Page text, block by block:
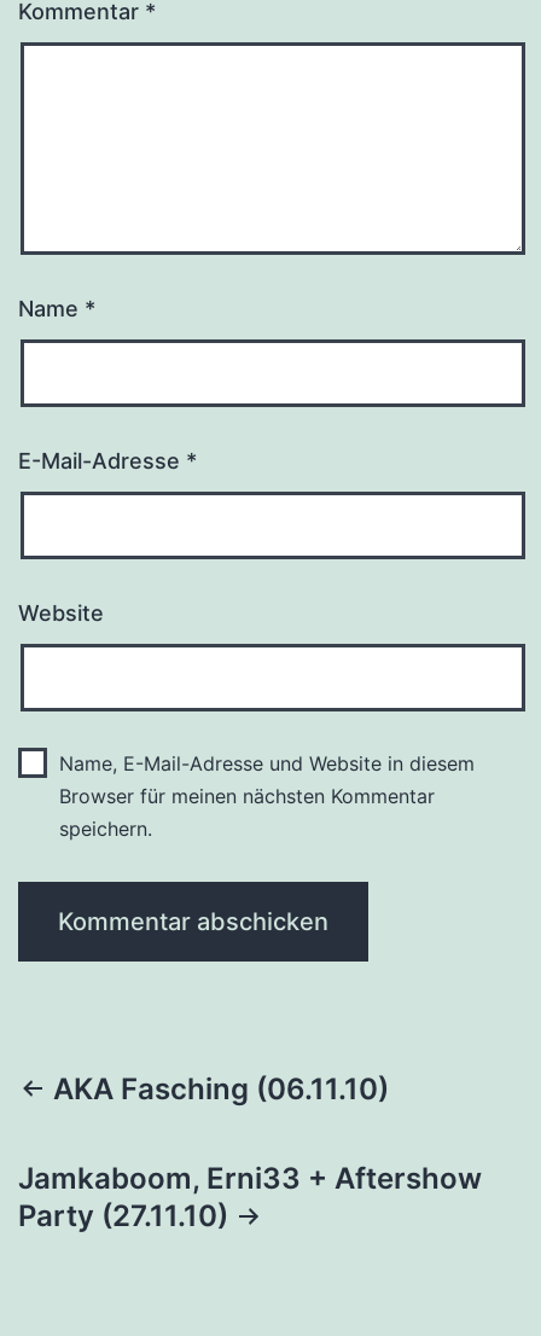
Kommentar *
Name *
E-Mail-Adresse *
Website
Name, E-Mail-Adresse und Website in diesem
Browser für meinen nächsten Kommentar
speichern.
Beitragsnavigation
AKA Fasching (06.11.10)
Jamkaboom, Erni33 + Aftershow
Party (27.11.10)